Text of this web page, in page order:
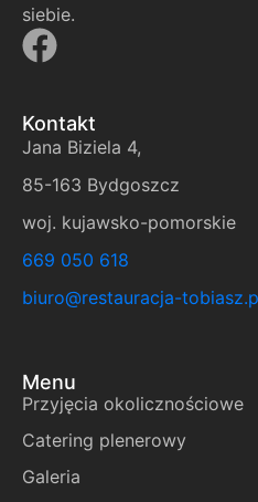
siebie.
Kontakt
Jana Biziela 4,
85-163 Bydgoszcz
woj. kujawsko-pomorskie
669 050 618
biuro@restauracja-
Menu
Przyjęcia okolicznościowe
Catering plenerowy
Galeria